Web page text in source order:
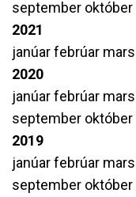
september október
2021
janúarfebrúar mars
2020
janúarfebrúar mars
september október
2019
janúarfebrúar mars
september október